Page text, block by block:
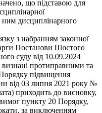
що підставою для
ним дисциплінарного
з набранням законної
Постанови Шостого
суду від 10.09.2024
протиправними та
підвищення
від 03 липня 2021 року №
приходить до висновку,
пункту 20 Порядку,
за виключенням